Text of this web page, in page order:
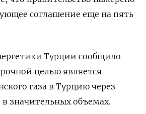
соглашение еще на пять
Турции сообщило
целью является
газа в Турцию через
значительных объемах.